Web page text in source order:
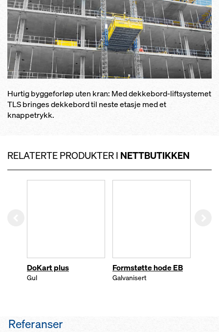
kjøre ut over brystninger og
dekkestøtter
fast innspenning av dekkestøttene
gir høy bæreevne
Hurtig byggeforløp uten kran: Med dekkebord-liftsystemet
TLS bringes dekkebord til neste etasje med et
knappetrykk.
RELATERTE PRODUKTER I NETTBUTIKKEN
DoKart plus
Gul
Formstøtte hode EB
Galvanisert
Referanser